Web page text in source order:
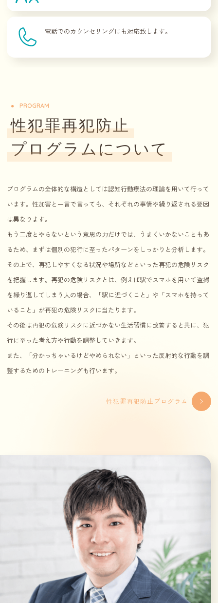
電話でのカウンセリングにも対応致します。
PROGRAM
性犯罪再犯防止
プログラムについて
プログラムの全体的な構造としては認知行動療法の理論を用いて行って
います。性加害と一言で言っても、それぞれの事情や繰り返される要因
は異なります。
もう二度とやらないという意思の力だけでは、うまくいかないこともあ
るため、まずは個別の犯行に至ったパターンをしっかりと分析します。
その上で、再犯しやすくなる状況や場所などといった再犯の危険リスク
を把握します。再犯の危険リスクとは、例えば駅でスマホを用いて盗撮
を繰り返してしまう人の場合、「駅に近づくこと」や「スマホを持って
いること」が再犯の危険リスクに当たります。
その後は再犯の危険リスクに近づかない生活習慣に改善すると共に、犯
行に至った考え方や行動を調整していきます。
また、「分かっちゃいるけどやめられない」といった反射的な行動を調
整するためのトレーニングも行います。
性犯罪再犯防止プログラム